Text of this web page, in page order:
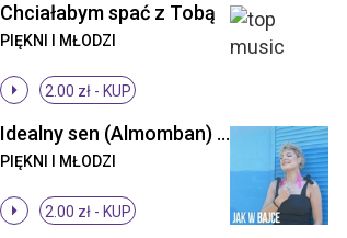
Chciałabym spać z Tobą
PIĘKNI I MŁODZI
2.00 zł - KUP
Idealny sen (Almomban) (Radio Edit)
PIĘKNI I MŁODZI
2.00 zł - KUP